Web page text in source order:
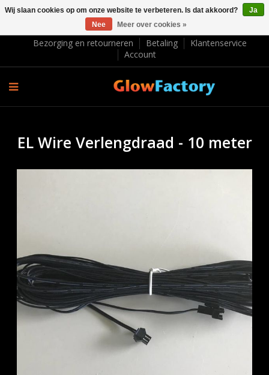
EUR €
Bezorging en retourneren
Betaling
Klantenservice
Account
EL Wire Verlengdraad - 10 meter
Wij slaan cookies op om onze website te verbeteren. Is dat akkoord?
Ja
Nee
Meer over cookies »